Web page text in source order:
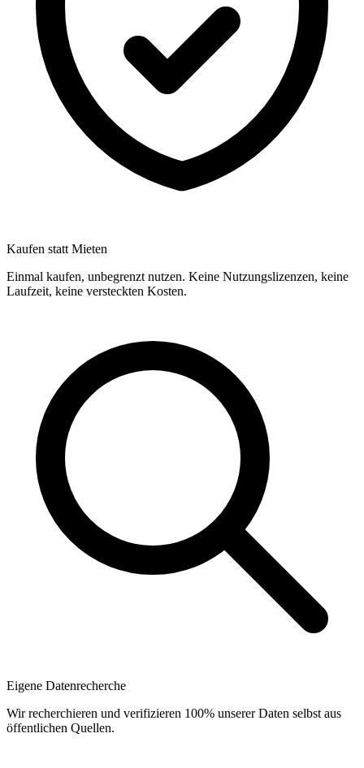
Kaufen statt Mieten
Einmal kaufen, unbegrenzt nutzen. Keine Nutzungslizenzen, keine
Laufzeit, keine versteckten Kosten.
Eigene Datenrecherche
Wir recherchieren und verifizieren 100% unserer Daten selbst aus
öffentlichen Quellen.